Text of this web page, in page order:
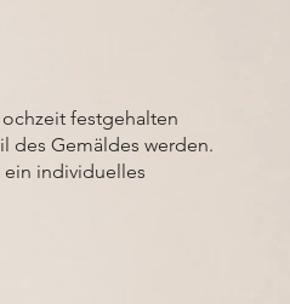
festgehalten
des Gemäldes werden.
individuelles